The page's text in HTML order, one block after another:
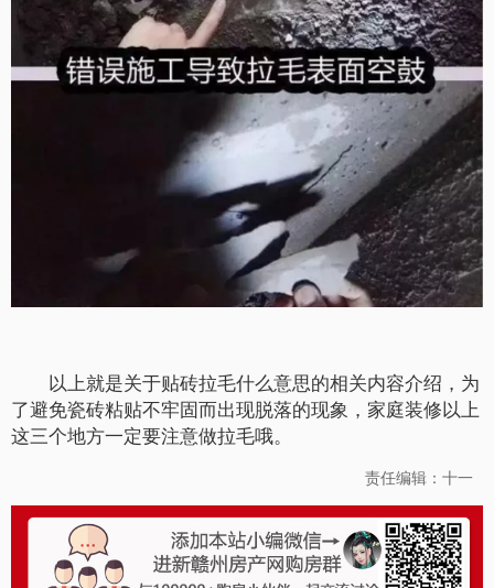
以上就是关于贴砖拉毛什么意思的相关内容介绍，为
了避免瓷砖粘贴不牢固而出现脱落的现象，家庭装修以上
这三个地方一定要注意做拉毛哦。
责任编辑：十一